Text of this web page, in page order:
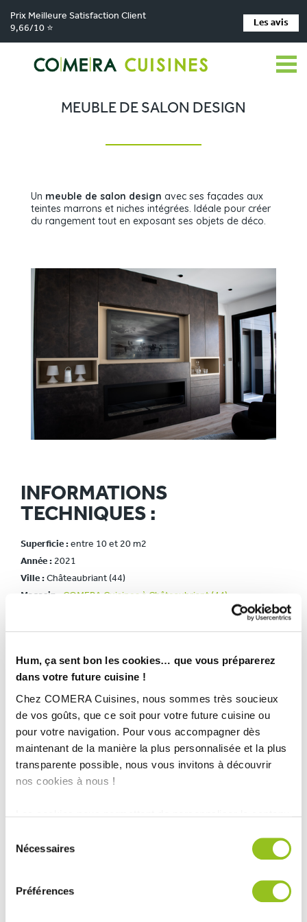
Hum, ça sent bon les cookies… que vous préparerez
dans votre future cuisine !
Chez COMERA Cuisines, nous sommes très soucieux
de vos goûts, que ce soit pour votre future cuisine ou
pour votre navigation. Pour vous accompagner dès
maintenant de la manière la plus personnalisée et la plus
transparente possible, nous vous invitons à découvrir
nos cookies à nous !
médias sociaux et d'analyser notre trafic. Nous
partageons également des informations sur l'utilisation de
notre site avec nos partenaires de médias sociaux, de
publicité et d'analyse, qui peuvent combiner celles-ci
Nécessaires
Préférences
Prix Meilleure Satisfaction Client
9,66/10 ⭐
Les avis
Comera Cuisines > Nos magasins de cuisine >
Cuisiniste CHÂTEAUBRIANT Réalisations > Meuble de salon design
MEUBLE DE SALON DESIGN
Un meuble de salon design avec ses façades aux
teintes marrons et niches intégrées. Idéale pour créer
du rangement tout en exposant ses objets de déco.
INFORMATIONS
TECHNIQUES :
Superficie : entre 10 et 20 m2
Année : 2021
Ville : Châteaubriant (44)
Magasin :
COMERA Cuisines à Châteaubriant (44)
Rencontrez votre cuisiniste
Prendre rendez-vous
UN CHANGEMENT RA-DI-CAL POUR UN LOOK INDUSTRIEL !
mer » !